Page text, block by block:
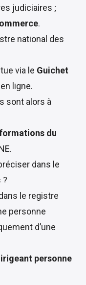
judiciaires ;
.
national des
via le Guichet
ligne.
sont alors à
du
dans le
?
le registre
personne
d’une
personne